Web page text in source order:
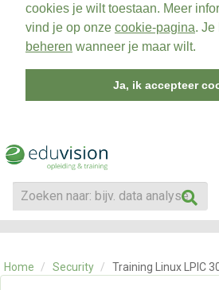
cookies je wilt toestaan. Meer
vind je op onze cookie-pagina. Je
beheren wanneer je maar wilt.
Ja, ik accepteer
CATEGORIE
OVER ONS
Home / Security / Training Linux LPIC